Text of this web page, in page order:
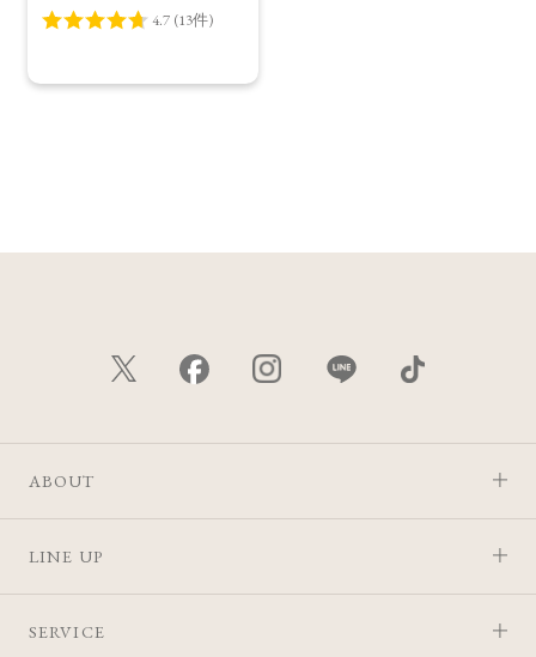
ABOUT
LINE UP
SERVICE